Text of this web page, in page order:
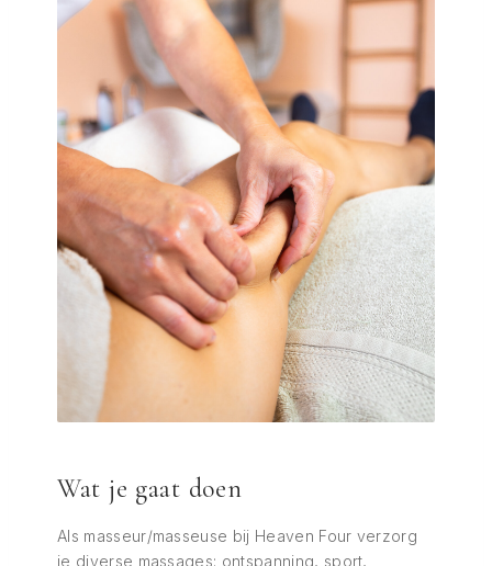
Vacature
Masseur/Masseuse
Wat je gaat doen
Als masseur/masseuse bij Heaven Four verzorg
je diverse massages: ontspanning, sport,